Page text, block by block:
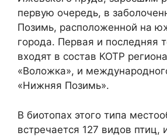
первую очередь, в
Позимь, расположенной на
города. Первая и последняя
входят в состав КОТР
«Воложка», и
«Нижняя Позимь».
В биотопах этого типа
встречается 127 видов птиц,